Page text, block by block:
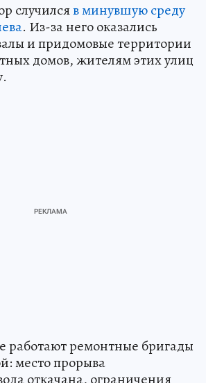
случилсяв минувшую среду
. Из-за него оказались
и придомовые территории
домов, жителям этих улиц
работают ремонтные бригады
место прорыва